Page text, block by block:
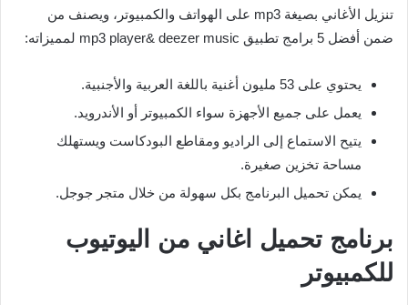
تنزيل الأغاني بصيغة mp3 على الهواتف والكمبيوتر، ويصنف من
ضمن أفضل 5 برامج تطبيق mp3 player& deezer music لمميزاته:
يحتوي على 53 مليون أغنية باللغة العربية والأجنبية.
يعمل على جميع الأجهزة سواء الكمبيوتر أو الأندرويد.
يتيح الاستماع إلى الراديو ومقاطع البودكاست ويستهلك
مساحة تخزين صغيرة.
يمكن تحميل البرنامج بكل سهولة من خلال متجر جوجل.
برنامج تحميل اغاني من اليوتيوب
للكمبيوتر